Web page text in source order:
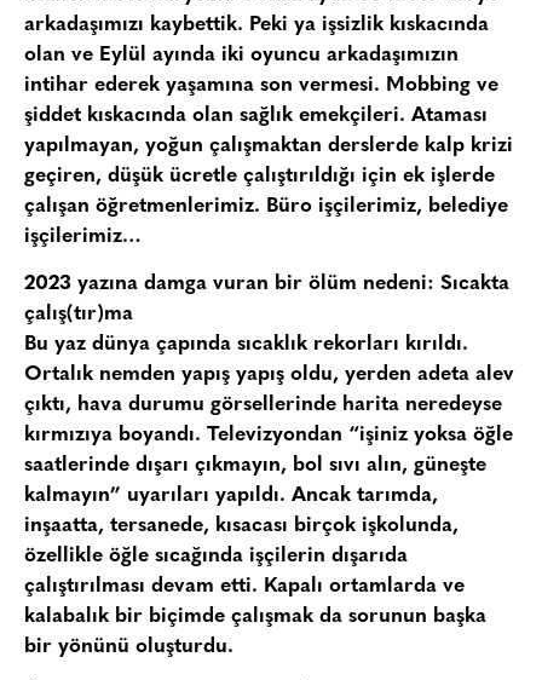
arkadaşımızı kaybettik. Peki ya işsizlik kıskacında
olan ve Eylül ayında iki oyuncu arkadaşımızın
intihar ederek yaşamına son vermesi. Mobbing ve
şiddet kıskacında olan sağlık emekçileri. Ataması
yapılmayan, yoğun çalışmaktan derslerde kalp krizi
geçiren, düşük ücretle çalıştırıldığı için ek işlerde
çalışan öğretmenlerimiz. Büro işçilerimiz, belediye
işçilerimiz…
2023 yazına damga vuran bir ölüm nedeni: Sıcakta
çalış(tır)ma
Bu yaz dünya çapında sıcaklık rekorları kırıldı.
Ortalık nemden yapış yapış oldu, yerden adeta alev
çıktı, hava durumu görsellerinde harita neredeyse
kırmızıya boyandı. Televizyondan “işiniz yoksa öğle
saatlerinde dışarı çıkmayın, bol sıvı alın, güneşte
kalmayın” uyarıları yapıldı. Ancak tarımda,
inşaatta, tersanede, kısacası birçok işkolunda,
özellikle öğle sıcağında işçilerin dışarıda
çalıştırılması devam etti. Kapalı ortamlarda ve
kalabalık bir biçimde çalışmak da sorunun başka
bir yönünü oluşturdu.